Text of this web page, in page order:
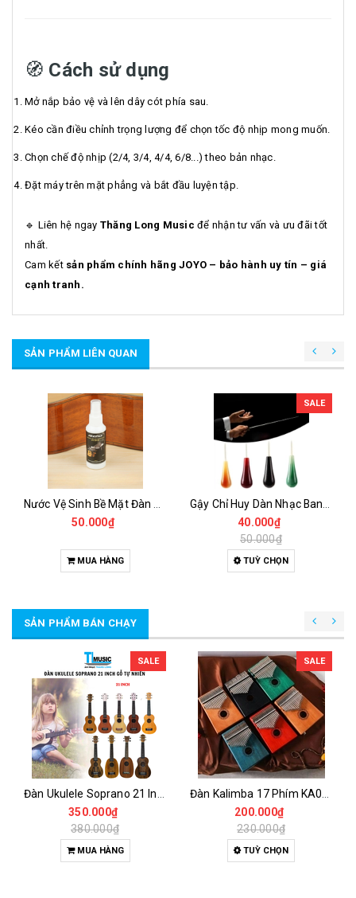
🧭 Cách sử dụng
Mở nắp bảo vệ và lên dây cót phía sau.
Kéo cần điều chỉnh trọng lượng để chọn tốc độ nhịp mong muốn.
Chọn chế độ nhịp (2/4, 3/4, 4/4, 6/8...) theo bản nhạc.
Đặt máy trên mặt phẳng và bắt đầu luyện tập.
🔹 Liên hệ ngay Thăng Long Music để nhận tư vấn và ưu đãi tốt
nhất.
Cam kết sản phẩm chính hãng JOYO – bảo hành uy tín – giá
cạnh tranh.
SẢN PHẨM LIÊN QUAN
50.000₫
MUA HÀNG
SALE
40.000₫
50.000₫
TUỲ CHỌN
SẢN PHẨM BÁN CHẠY
SALE
350.000₫
380.000₫
MUA HÀNG
SALE
200.000₫
230.000₫
TUỲ CHỌN